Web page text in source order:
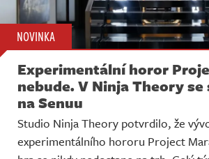
NOVINKA
Experimentální horor
nebude. V Ninja Theory
na Senuu
Studio Ninja Theory potvrdilo, že
experimentálního hororu Project